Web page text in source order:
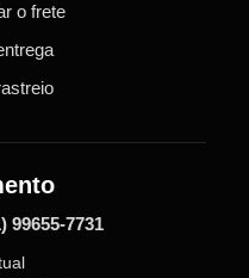
o frete
99655-7731